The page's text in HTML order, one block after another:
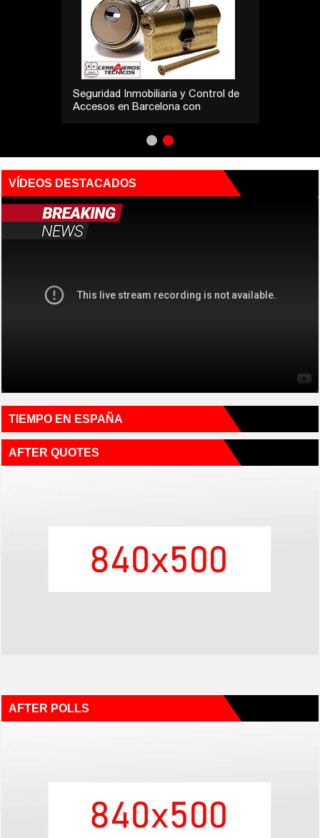
Seguridad Inmobiliaria y Control de
Accesos en Barcelona con
VÍDEOS DESTACADOS
TIEMPO EN ESPAÑA
AFTER QUOTES
AFTER POLLS